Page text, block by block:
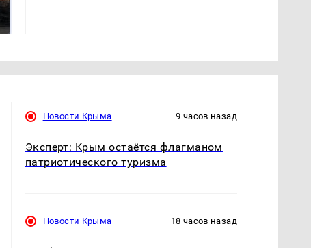
Новости Крыма 9 часов назад
Эксперт: Крым остаётся флагманом
патриотического туризма
Новости Крыма 18 часов назад